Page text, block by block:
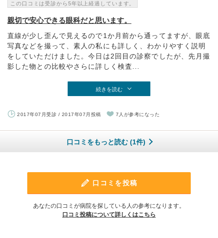
この口コミは受診から5年以上経過しています。
親切で安心できる眼科だと思います。
直線が少し歪んで見えるので1か月前から通ってますが、眼底
写真などを撮って、素人の私にも詳しく、わかりやすく説明
をしていただけました。今日は2回目の診察でしたが、先月撮
影した物との比較やさらに詳しく検査...
続きを読む
2017年07月受診 / 2017年07月投稿 7人が参考になった
口コミをもっと読む (1件)
口コミを投稿
あなたの口コミが病院を探している人の参考になります。
口コミ投稿について詳しくはこちら